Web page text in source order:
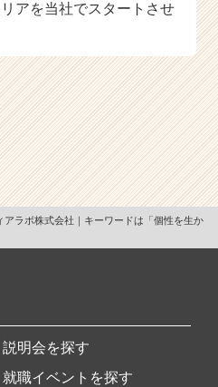
アを当社でスタートさせ
アラボ株式会社｜キーワードは「個性を生か
説明会を探す
就職イベントを探す